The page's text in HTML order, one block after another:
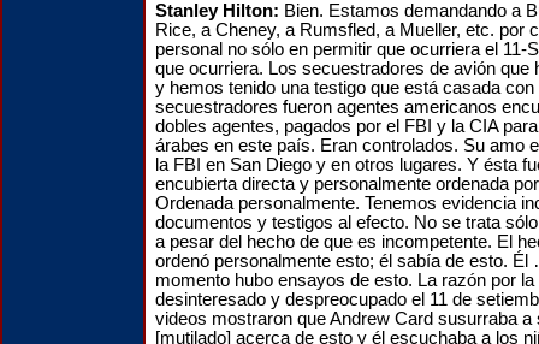
Stanley Hilton: Bien. Estamos demandando a
Rice, a Cheney, a Rumsfled, a Mueller, etc. por
personal no sólo en permitir que ocurriera el 11-
que ocurriera. Los secuestradores de avión
y hemos tenido una testigo que está casada
secuestradores fueron agentes americanos
dobles agentes, pagados por el FBI y la CIA
árabes en este país. Eran controlados. Su amo
la FBI en San Diego y en otros lugares. Y ésta
encubierta directa y personalmente ordenada
Ordenada personalmente. Tenemos evidencia
documentos y testigos al efecto. No se trata
a pesar del hecho de que es incompetente. El
ordenó personalmente esto; él sabía de esto.
momento hubo ensayos de esto. La razón por
desinteresado y despreocupado el 11 de
videos mostraron que Andrew Card susurraba a
[mutilado] acerca de esto y él escuchaba a los